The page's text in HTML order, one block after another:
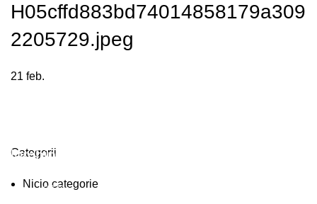
H05cffd883bd74014858179a309
2205729.jpeg
21 feb.
Categorii
Nicio categorie
Plumbing Install Discount
03 Nov – 03 Dec